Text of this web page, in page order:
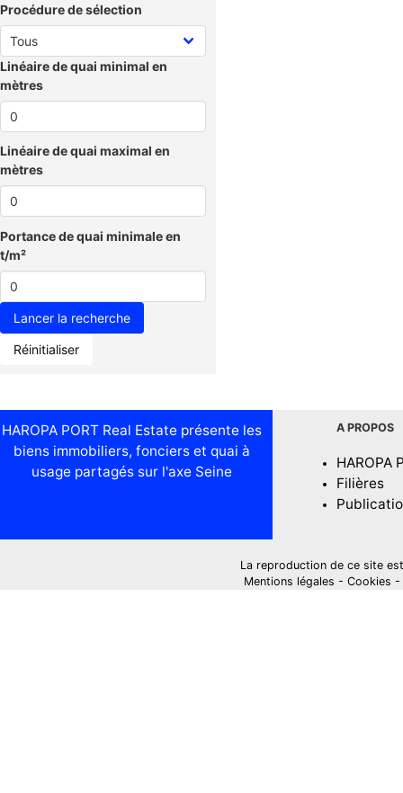
Procédure de sélection
Linéaire de quai minimal en
mètres
Linéaire de quai maximal en
mètres
Portance de quai minimale en
t/m²
Réinitialiser
HAROPA PORT Real Estate présente les
biens immobiliers, fonciers et quai à
usage partagés sur l'axe Seine
A PROPOS
HAROPA
Filières
La reproduction de ce site
Mentions légales - Cookies -